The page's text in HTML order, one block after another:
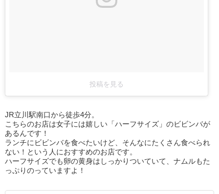
投稿を見る
JR立川駅南口から徒歩4分。
こちらのお店は女子には嬉しい「ハーフサイズ」のビビンバが
あるんです！
ランチにビビンバを食べたいけど、そんなにたくさん食べられ
ない！という人におすすめのお店です。
ハーフサイズでも卵の黄身はしっかりついていて、ナムルもた
っぷりのっていますよ！